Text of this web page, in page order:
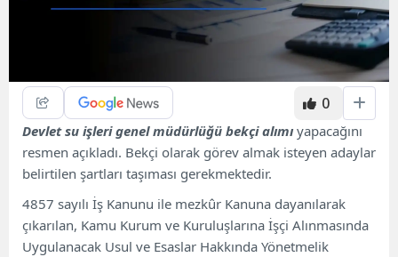
0
Devlet su işleri genel müdürlüğü bekçi alımıyapacağını
resmen açıkladı. Bekçi olarak görev almak isteyen adaylar
belirtilen şartları taşıması gerekmektedir.
4857 sayılı İş Kanunu ile mezkûr Kanuna dayanılarak
çıkarılan, Kamu Kurum ve Kuruluşlarına İşçi Alınmasında
Uygulanacak Usul ve Esaslar Hakkında Yönetmelik